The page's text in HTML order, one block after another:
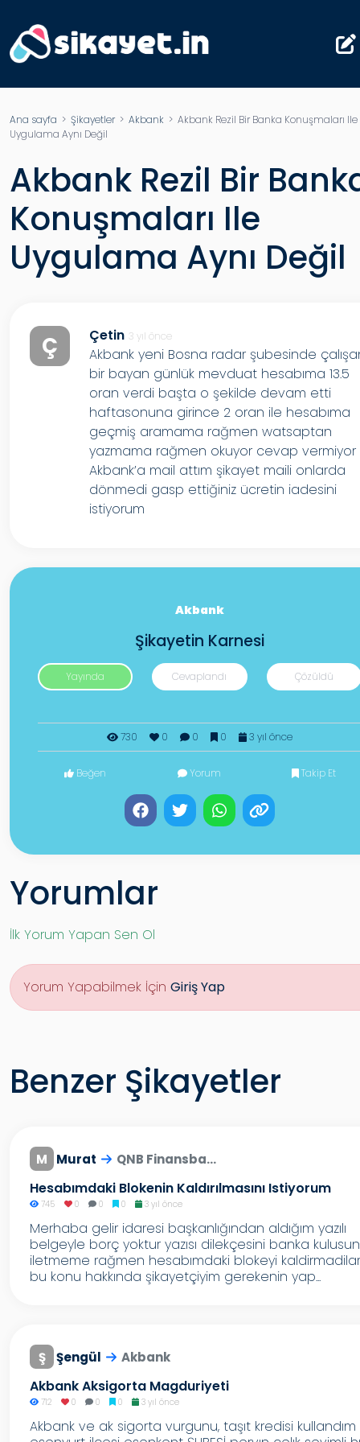
Ana sayfa > Şikayetler> Akbank > Akbank Rezil Bir Banka Konuşmaları Ile
Uygulama Aynı Değil
Akbank Rezil Bir
Konuşmaları Ile
Uygulama Aynı Değil
Ç Çetin 3 yıl önce
Akbank yeni Bosna radar şubesinde
bir bayan günlük mevduat hesabıma 13.5
oran verdi başta o şekilde devam etti
haftasonuna girince 2 oran ile hesabıma
geçmiş aramama rağmen watsaptan
yazmama rağmen okuyor cevap vermiyor
Akbank’a mail attım şikayet maili onlarda
dönmedi gasp ettiğiniz ücretin iadesini
istiyorum
Akbank
Şikayetin Karnesi
Yayında Cevaplandı Çözüldü
730 0 0 0 3 yıl önce
Beğen Yorum Takip Et
Yorumlar
İlk Yorum Yapan Sen Ol
Yorum Yapabilmek İçin Giriş Yap
Benzer Şikayetler
M Murat QNB Finansba...
Hesabımdaki Blokenin Kaldırılmasını Istiyorum
745 0 0 0 3 yıl önce
Merhaba gelir idaresi başkanlığından aldığım yazılı
belgeyle borç yoktur yazısı dilekçesini banka
iletmeme rağmen hesabımdaki blokeyi kaldirmadilar
bu konu hakkında şikayetçiyim gerekenin yap...
Ş Şengül Akbank
Akbank Aksigorta Magduriyeti
712 0 0 0 3 yıl önce
Akbank ve ak sigorta vurgunu, taşıt kredisi kullandım